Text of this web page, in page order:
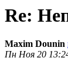
Re:
Maxim Dounin
Пн Ноя 20